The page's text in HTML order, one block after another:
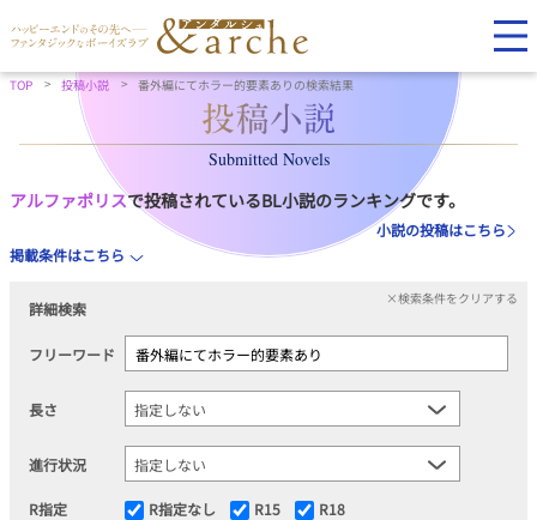
TOP 投稿小説 番外編にてホラー的要素ありの検索結果
Submitted Novels
アルファポリスで投稿されているBL小説のランキングです。
小説の投稿はこちら
掲載条件はこちら
詳細検索
×検索条件をクリアする
フリーワード
長さ
進行状況
R指定 R指定なし R15 R18